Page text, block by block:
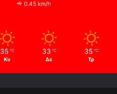
0.45 km/h
35 ℃
Κυ
33 ℃
Δε
35 ℃
Τρ